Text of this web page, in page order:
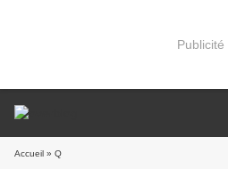
Publicité
Accueil » Q